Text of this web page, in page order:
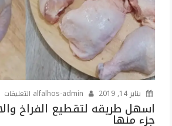
يناير 14, 2019 التعليقات
اسهل طريقه لتقطيع الفراخ
جزء منها